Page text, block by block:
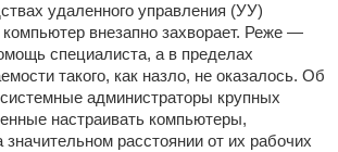
удаленного управления (УУ)
компьютер внезапно захворает. Реже —
специалиста, а в пределах
такого, как назло, не оказалось. Об
администраторы крупных
настраивать компьютеры,
расстоянии от их рабочих